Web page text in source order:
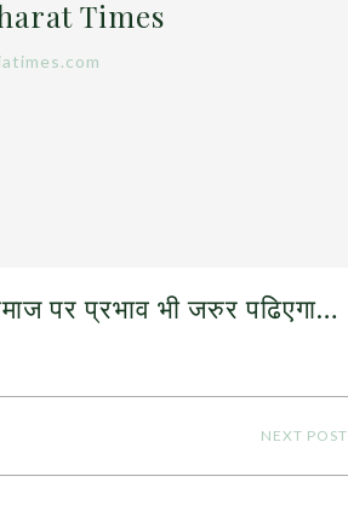
Times
पर प्रभाव भी जरुर पढिएगा…
NEXT POST